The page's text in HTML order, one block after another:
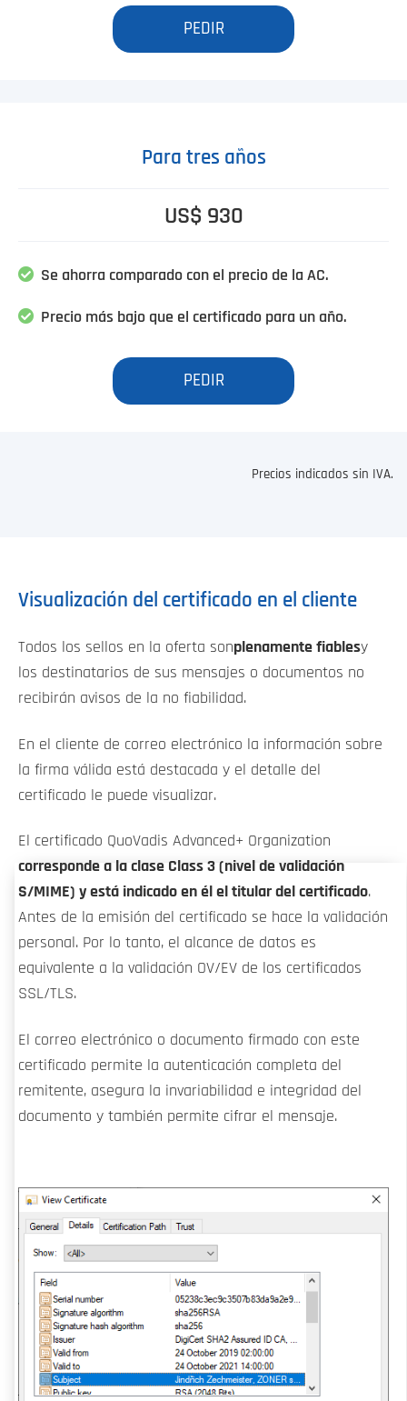
PEDIR
Para tres años
US$ 930
Se ahorra comparado con el precio de la AC.
Precio más bajo que el certificado para un año.
PEDIR
Precios indicados sin IVA.
Visualización del certificado en el cliente
Todos los sellos en la oferta sonplenamente fiablesy
los destinatarios de sus mensajes o documentos no
recibirán avisos de la no fiabilidad.
En el cliente de correo electrónico la información sobre
la firma válida está destacada y el detalle del
certificado le puede visualizar.
El certificado QuoVadis Advanced+ Organization
corresponde a la clase Class 3 (nivel de validación
S/MIME) y está indicado en él el titular del certificado.
Antes de la emisión del certificado se hace la validación
personal. Por lo tanto, el alcance de datos es
equivalente a la validación OV/EV de los certificados
SSL/TLS.
El correo electrónico o documento firmado con este
certificado permite la autenticación completa del
remitente, asegura la invariabilidad e integridad del
documento y también permite cifrar el mensaje.